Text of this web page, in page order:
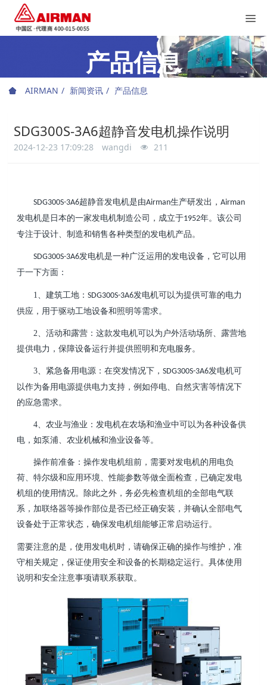
产品信息
AIRMAN 新闻资讯 产品信息
SDG300S-3A6超静音发电机操作说明
2024-12-23 17:09:28 wangdi 211
SDG300S-3A6超静音发电机是由Airman生产研发出，Airman
发电机是日本的一家发电机制造公司，成立于1952年。该公司
专注于设计、制造和销售各种类型的发电机产品。
SDG300S-3A6发电机是一种广泛运用的发电设备，它可以用
于一下方面：
1、建筑工地：SDG300S-3A6发电机可以为提供可靠的电力
供应，用于驱动工地设备和照明等需求。
2、活动和露营：这款发电机可以为户外活动场所、露营地
提供电力，保障设备运行并提供照明和充电服务。
3、 紧急备用电源：在突发情况下，SDG300S-3A6发电机可
以作为备用电源提供电力支持，例如停电、自然灾害等情况下
的应急需求。
4、农业与渔业：发电机在农场和渔业中可以为各种设备供
电，如泵浦、农业机械和渔业设备等。
操作前准备：操作发电机组前，需要对发电机的用电负
荷、特尔级和应用环境、性能参数等做全面检查，已确定发电
机组的使用情况。除此之外，务必先检查机组的全部电气联
系，加联络器等操作部位是否已经正确安装，并确认全部电气
设备处于正常状态，确保发电机组能够正常启动运行。
需要注意的是，使用发电机时，请确保正确的操作与维护，准
守相关规定，保证使用安全和设备的长期稳定运行。具体使用
说明和安全注意事项请联系获取。